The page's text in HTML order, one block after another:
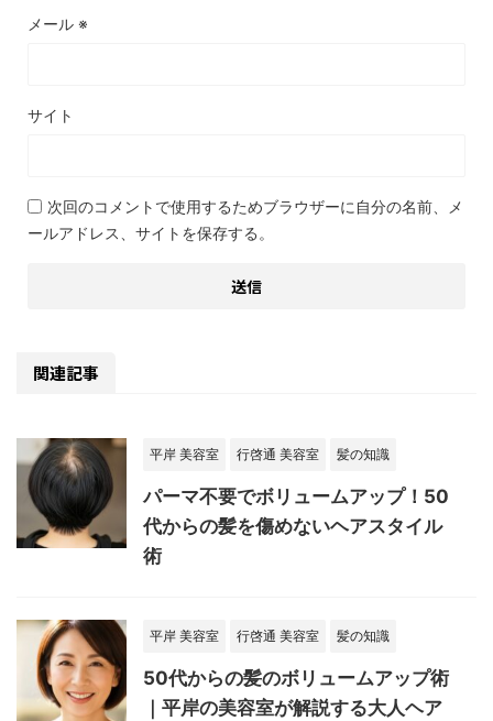
メール ※
サイト
次回のコメントで使用するためブラウザーに自分の名前、メ
ールアドレス、サイトを保存する。
関連記事
平岸 美容室 行啓通 美容室 髪の知識
パーマ不要でボリュームアップ！50
代からの髪を傷めないヘアスタイル
術
平岸 美容室 行啓通 美容室 髪の知識
50代からの髪のボリュームアップ術
｜平岸の美容室が解説する大人ヘア